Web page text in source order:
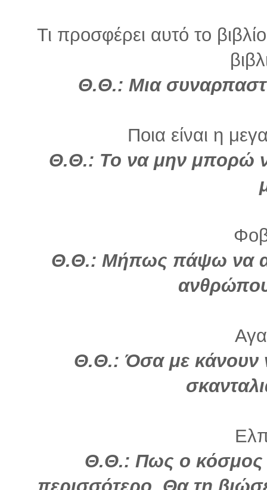
Τι προσφέρει αυτό το
Θ.Θ.: Μια
Ποια είναι η
Θ.Θ.: Το να μην μπορώ
Θ.Θ.: Μήπως πάψω να
Θ.Θ.: Όσα με κάνουν
Θ.Θ.: Πως ο κόσμος
περισσότερο. Θα τη